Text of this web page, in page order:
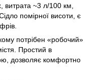
витрата ~3 л/100 км,
помірної висоти, є
потрібен «робочий»
Простий в
дозволяє комфортно